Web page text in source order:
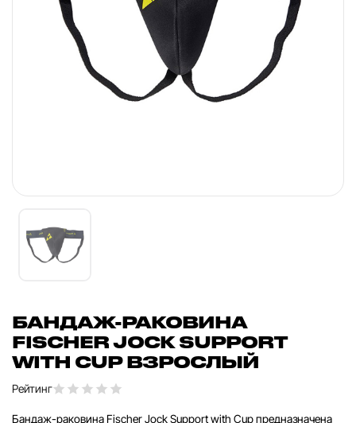
БАНДАЖ-РАКОВИНА
FISCHER JOCK SUPPORT
WITH CUP ВЗРОСЛЫЙ
Рейтинг
Бандаж-раковина Fischer Jock Support with Cup предназначена